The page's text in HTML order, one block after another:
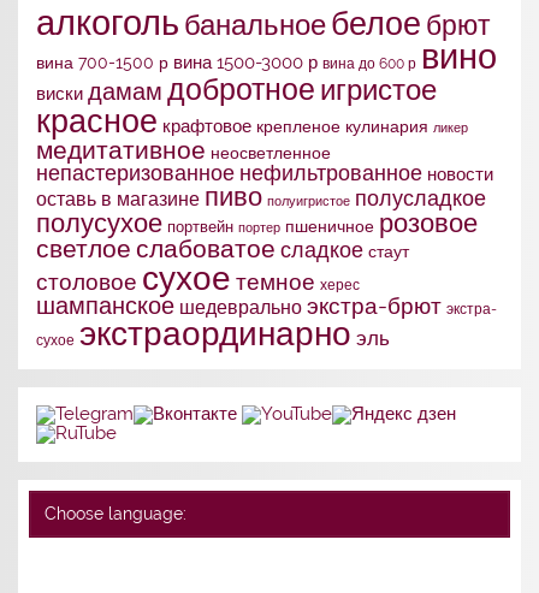
алкоголь банальноебелое брют
вина 700-1500 р вина 1500-3000 р вина до 600 р вино
виски дамам добротное игристое
красное крафтовое крепленое кулинария ликер
медитативное неосветленное
непастеризованное нефильтрованное новости
оставь в магазине пиво полуигристое полусладкое
полусухое портвейн портер пшеничное розовое
светлое слабоватое сладкое стаут
столовое сухое темное херес
шампанское шедеврально экстра-брют экстра-
сухое экстраординарно эль
Choose language: